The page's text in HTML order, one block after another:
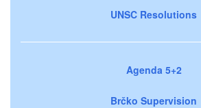
UNSC Resolutions
Agenda 5+2
Brčko Supervision